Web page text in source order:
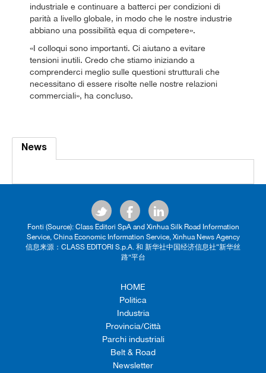
industriale e continuare a batterci per condizioni di
parità a livello globale, in modo che le nostre industrie
abbiano una possibilità equa di competere».
«I colloqui sono importanti. Ci aiutano a evitare
tensioni inutili. Credo che stiamo iniziando a
comprenderci meglio sulle questioni strutturali che
necessitano di essere risolte nelle nostre relazioni
commerciali», ha concluso.
News
Fonti (Source): Class Editori SpA and Xinhua Silk Road Information
Service, China Economic Information Service, Xinhua News Agency
信息来源：CLASS EDITORI S.p.A. 和 新华社中国经济信息社“新华丝
路”平台
HOME
Politica
Industria
Provincia/Città
Parchi industriali
Belt & Road
Newsletter